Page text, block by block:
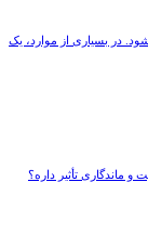
در بسیاری از موارد، یک
ماندگاری تأثیر داره؟